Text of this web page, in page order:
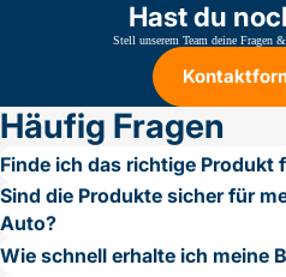
Hast du
Stell unserem Team deine Fragen
Kontaktformular
Häufig Fragen
Finde ich das richtige Produkt
Sind die Produkte sicher für
Auto?
Wie schnell erhalte ich meine